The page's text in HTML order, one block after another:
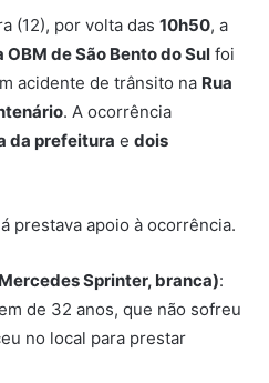
(12), por volta das10h50, a
de São Bento do Sul foi
acidente de trânsito na Rua
. A ocorrência
da prefeitura edois
prestava apoio à ocorrência.
Sprinter, branca):
de 32 anos, que não sofreu
no local para prestar